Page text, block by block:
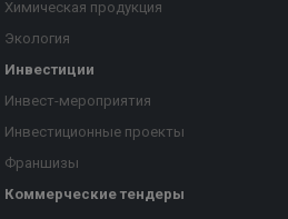
Химическая продукция
Экология
Инвестиции
Инвест-мероприятия
Инвестиционные проекты
Франшизы
Коммерческие тендеры